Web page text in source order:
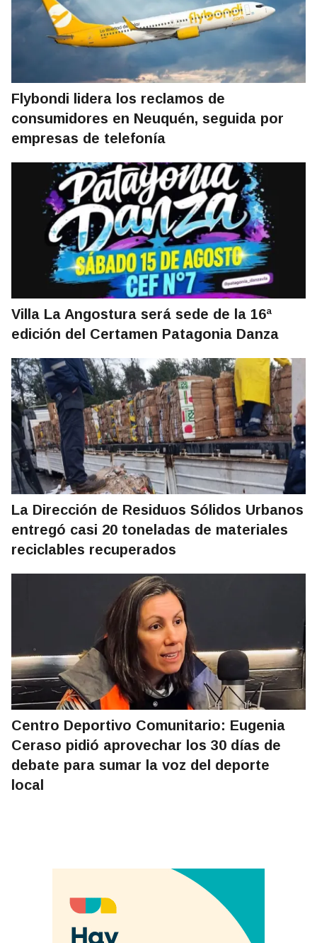
Flybondi lidera los reclamos de
consumidores en Neuquén, seguida por
empresas de telefonía
Villa La Angostura será sede de la 16ª
edición del Certamen Patagonia Danza
La Dirección de Residuos Sólidos Urbanos
entregó casi 20 toneladas de materiales
reciclables recuperados
Centro Deportivo Comunitario: Eugenia
Ceraso pidió aprovechar los 30 días de
debate para sumar la voz del deporte
local